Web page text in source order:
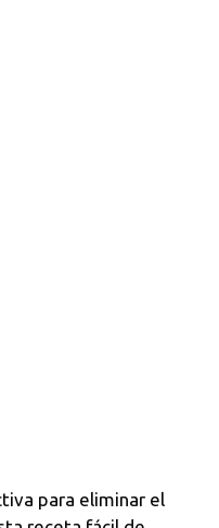
para eliminar el